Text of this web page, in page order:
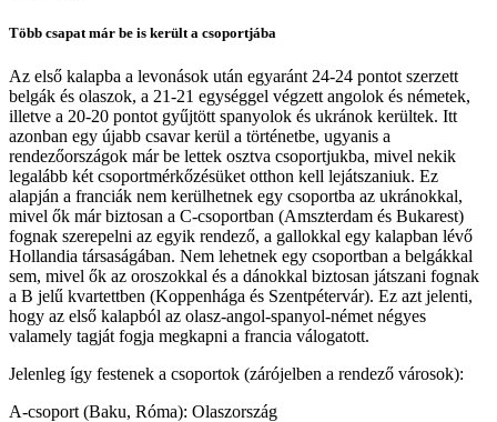
Több csapat már be is került a csoportjába
Az első kalapba a levonások után egyaránt 24-24 pontot szerzett
belgák és olaszok, a 21-21 egységgel végzett angolok és németek,
illetve a 20-20 pontot gyűjtött spanyolok és ukránok kerültek. Itt
azonban egy újabb csavar kerül a történetbe, ugyanis a
rendezőországok már be lettek osztva csoportjukba, mivel nekik
legalább két csoportmérkőzésüket otthon kell lejátszaniuk. Ez
alapján a franciák nem kerülhetnek egy csoportba az ukránokkal,
mivel ők már biztosan a C-csoportban (Amszterdam és Bukarest)
fognak szerepelni az egyik rendező, a gallokkal egy kalapban lévő
Hollandia társaságában. Nem lehetnek egy csoportban a belgákkal
sem, mivel ők az oroszokkal és a dánokkal biztosan játszani fognak
a B jelű kvartettben (Koppenhága és Szentpétervár). Ez azt jelenti,
hogy az első kalapból az olasz-angol-spanyol-német négyes
valamely tagját fogja megkapni a francia válogatott.
Jelenleg így festenek a csoportok (zárójelben a rendező városok):
A-csoport (Baku, Róma): Olaszország